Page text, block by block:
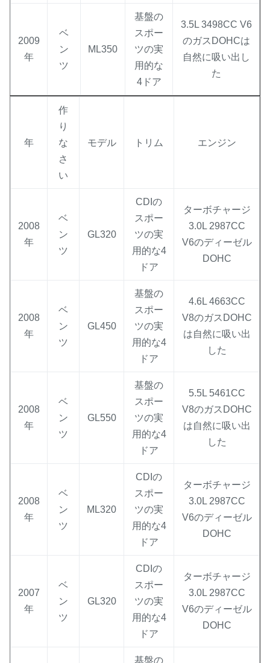
2009
年
ベ
ン
ツ
ML350
基盤の
スポー
ツの実
用的な
4ドア
3.5L 3498CC V6
のガスDOHCは
自然に吸い出し
た
年
作
り
な
さ
い
モデル トリム エンジン
2008
年
ベ
ン
ツ
GL320
CDIの
スポー
ツの実
用的な4
ドア
ターボチャージ
3.0L 2987CC
V6のディーゼル
DOHC
2008
年
ベ
ン
ツ
GL450
基盤の
スポー
ツの実
用的な4
ドア
4.6L 4663CC
V8のガスDOHC
は自然に吸い出
した
2008
年
ベ
ン
ツ
GL550
基盤の
スポー
ツの実
用的な4
ドア
5.5L 5461CC
V8のガスDOHC
は自然に吸い出
した
2008
年
ベ
ン
ツ
ML320
CDIの
スポー
ツの実
用的な4
ドア
ターボチャージ
3.0L 2987CC
V6のディーゼル
DOHC
2007
年
ベ
ン
ツ
GL320
CDIの
スポー
ツの実
用的な4
ドア
ターボチャージ
3.0L 2987CC
V6のディーゼル
DOHC
基盤の